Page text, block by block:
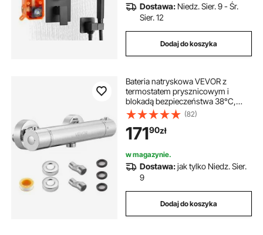
Dostawa: Niedz. Sier. 9 - Śr.
Sier. 12
Dodaj do koszyka
Bateria natryskowa VEVOR z
termostatem prysznicowym i
blokadą bezpieczeństwa 38°C,
zawór do baterii natryskowej,
bateria wannowa, zawory
regulujące temperaturę z mosiądzu
do łazienki w kamperze
hotelowym, szczelna
(82)
17190zł
w magazynie.
Dostawa:jak tylko Niedz. Sier.
9
Dodaj do koszyka